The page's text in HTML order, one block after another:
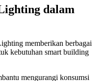
dalam
memberikan berbagai
kebutuhan smart building
mengurangi konsumsi